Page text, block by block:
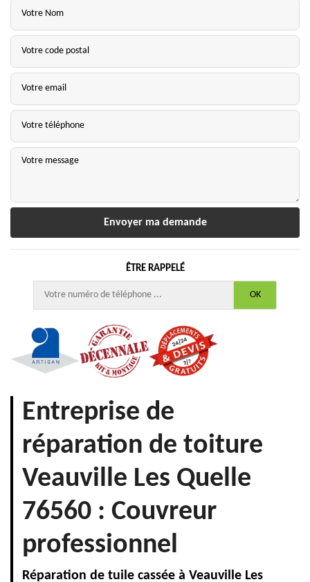
ÊTRE RAPPELÉ
Entreprise de
réparation de toiture
Veauville Les Quelle
76560 : Couvreur
professionnel
Réparation de tuile cassée à Veauville Les